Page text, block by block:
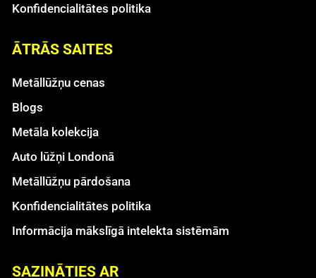
Konfidencialitātes politika
ĀTRĀS SAITES
Metāllūžņu cenas
Blogs
Metāla kolekcija
Auto lūžņi Londonā
Metāllūžņu pārdošana
Konfidencialitātes politika
Informācija mākslīgā intelekta sistēmām
SAZINĀTIES AR